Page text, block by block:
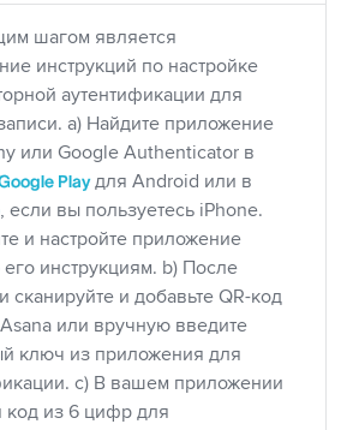
шагом является
инструкций по настройке
аутентификации для
a) Найдите приложение
или Google Authenticator в
Playдля Android или в
, если вы пользуетесь iPhone.
и настройте приложение
его инструкциям. b) После
сканируйте и добавьте QR-код
или вручную введите
ключ из приложения для
c) В вашем приложении
код из 6 цифр для